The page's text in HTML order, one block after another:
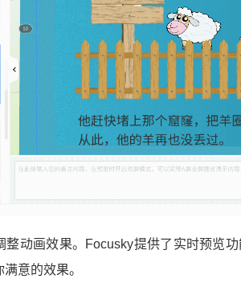
整动画效果。Focusky提供了实时预览
意的效果。